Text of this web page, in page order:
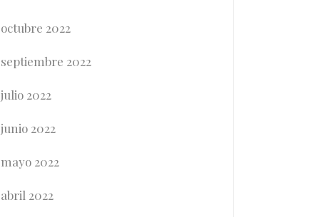
octubre 2022
septiembre 2022
julio 2022
junio 2022
mayo 2022
abril 2022